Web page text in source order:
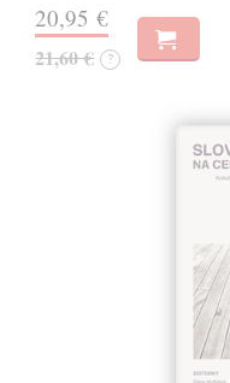
20,95 €
21,60 € ?